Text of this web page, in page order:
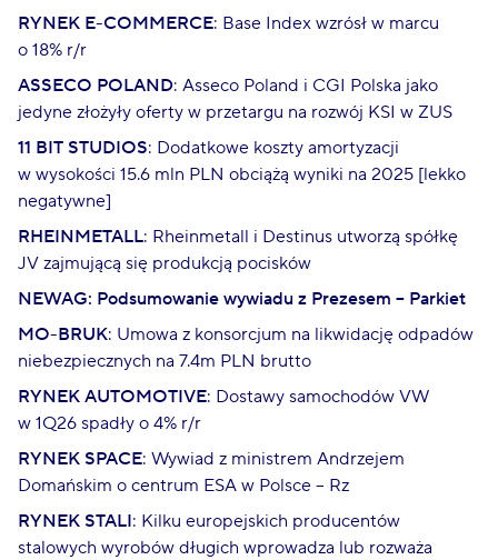
RYNEK E-COMMERCE: Base Index wzrósł w marcu
o 18% r/r
ASSECO POLAND: Asseco Poland i CGI Polska jako
jedyne złożyły oferty w przetargu na rozwój KSI w ZUS
11 BIT STUDIOS: Dodatkowe koszty amortyzacji
w wysokości 15.6 mln PLN obciążą wyniki na 2025 [lekko
negatywne]
RHEINMETALL: Rheinmetall i Destinus utworzą spółkę
JV zajmującą się produkcją pocisków
NEWAG: Podsumowanie wywiadu z Prezesem – Parkiet
MO-BRUK: Umowa z konsorcjum na likwidację odpadów
niebezpiecznych na 7.4m PLN brutto
RYNEK AUTOMOTIVE: Dostawy samochodów VW
w 1Q26 spadły o 4% r/r
RYNEK SPACE: Wywiad z ministrem Andrzejem
Domańskim o centrum ESA w Polsce – Rz
RYNEK STALI: Kilku europejskich producentów
stalowych wyrobów długich wprowadza lub rozważa